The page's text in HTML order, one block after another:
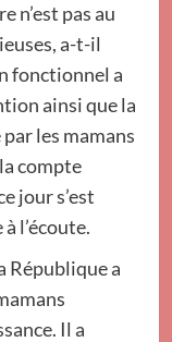
n’est pas au
a-t-il
fonctionnel a
ainsi que la
les mamans
compte
jour s’est
l’écoute.
République a
Il a